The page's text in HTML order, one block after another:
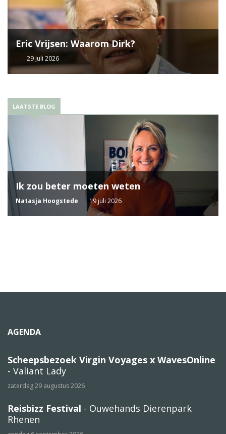
Eric Vrijsen: Waarom Dirk?
29 juli 2026
LAATSTE BLOG
Ik zou beter moeten weten
Natasja Hoogstede 19 juli 2026
AGENDA
Scheepsbezoek Virgin Voyages x WavesOnline
- Valiant Lady
zaterdag 29 augustus 2026
Reisbizz Festival - Ouwehands Dierenpark
Rhenen